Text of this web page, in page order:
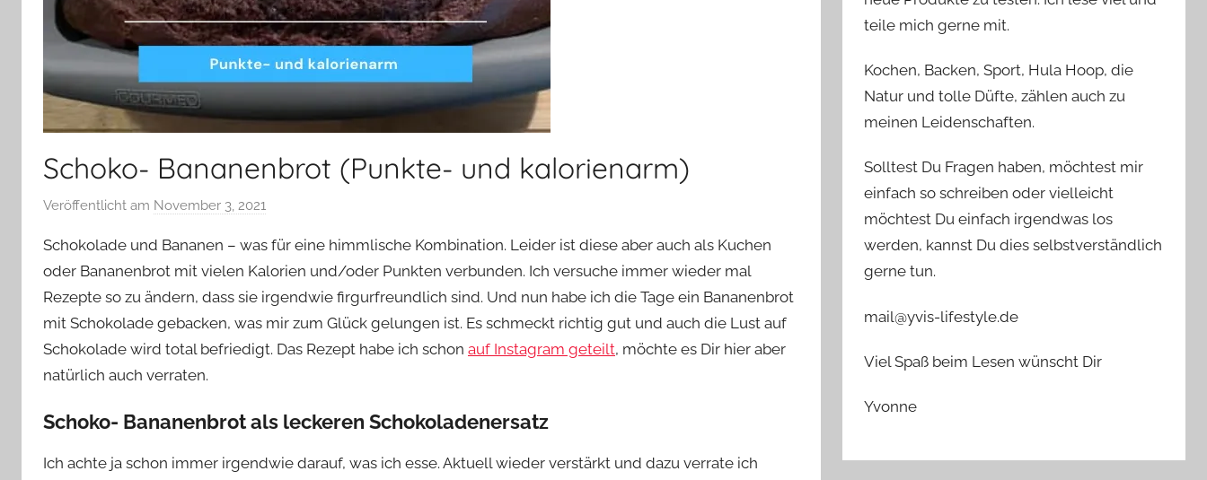
Schoko- Bananenbrot (Punkte- und kalorienarm)
Veröffentlicht am November 3, 2021
n
Y
v
o
n
Schokolade und Bananen – was für eine himmlische Kombination. Leider ist diese aber auch als Kuchen
oder Bananenbrot mit vielen Kalorien und/oder Punkten verbunden. Ich versuche immer wieder mal
Rezepte so zu ändern, dass sie irgendwie firgurfreundlich sind. Und nun habe ich die Tage ein Bananenbrot
mit Schokolade gebacken, was mir zum Glück gelungen ist. Es schmeckt richtig gut und auch die Lust auf
Schokolade wird total befriedigt. Das Rezept habe ich schon auf Instagram geteilt, möchte es Dir hier aber
natürlich auch verraten.
Schoko- Bananenbrot als leckeren Schokoladenersatz
Ich achte ja schon immer irgendwie darauf, was ich esse. Aktuell wieder verstärkt und dazu verrate ich
teile mich gerne mit.
Kochen, Backen, Sport, Hula Hoop, die
Natur und tolle Düfte, zählen auch zu
meinen Leidenschaften.
Solltest Du Fragen haben, möchtest mir
einfach so schreiben oder vielleicht
möchtest Du einfach irgendwas los
werden, kannst Du dies selbstverständlich
gerne tun.
mail@yvis-lifestyle.de
Viel Spaß beim Lesen wünscht Dir
Yvonne